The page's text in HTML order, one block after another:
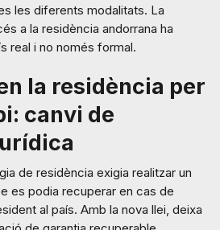
les diferents modalitats. La
a la residència andorrana ha
real i no només formal.
la residència per
canvi de
de residència exigia realitzar un
es podia recuperar en cas de
al país. Amb la nova llei, deixa